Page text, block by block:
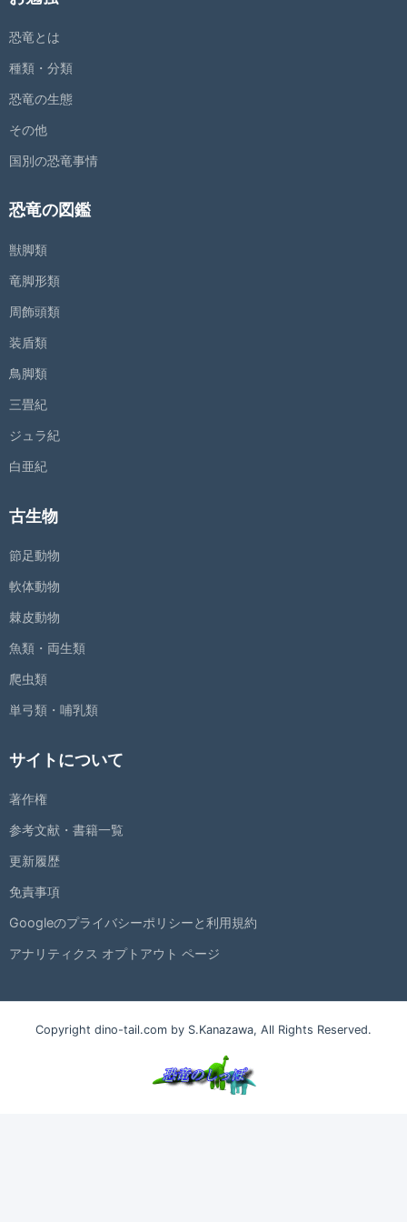
恐竜とは
種類・分類
恐竜の生態
その他
国別の恐竜事情
恐竜の図鑑
獣脚類
竜脚形類
周飾頭類
装盾類
鳥脚類
三畳紀
ジュラ紀
白亜紀
古生物
節足動物
軟体動物
棘皮動物
魚類・両生類
爬虫類
単弓類・哺乳類
サイトについて
著作権
参考文献・書籍一覧
更新履歴
免責事項
Googleのプライバシーポリシーと利用規約
アナリティクス オプトアウト ページ
Copyright dino-tail.com by S.Kanazawa, All Rights Reserved.